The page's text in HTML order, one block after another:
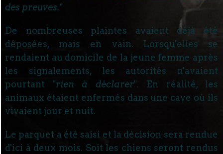
des preuves."
De nombreuses plaintes avaient déjà été
déposées, mais en vain. Lorsqu'elles se
rendaient au domicile de la jeune femme après
les signalements, les autorités n'avaient
pourtant "rien à déclarer". En réalité, les
animaux étaient enfermés dans une cave où ils
vivaient jour et nuit.
Le parquet a été saisi et la décision sera rendue
d'ici à deux mois. Soit les chiens seront rendus